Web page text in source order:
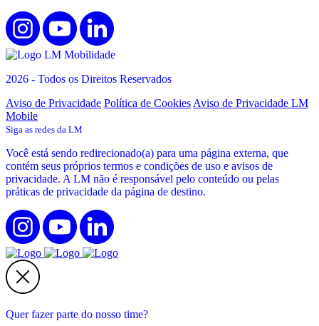
2026 - Todos os Direitos Reservados
Aviso de Privacidade Política de Cookies Aviso de Privacidade LM
Mobile
Siga as redes da LM
Você está sendo redirecionado(a) para uma página externa, que
contém seus próprios termos e condições de uso e avisos de
privacidade. A LM não é responsável pelo conteúdo ou pelas
práticas de privacidade da página de destino.
Quer fazer parte do nosso time?